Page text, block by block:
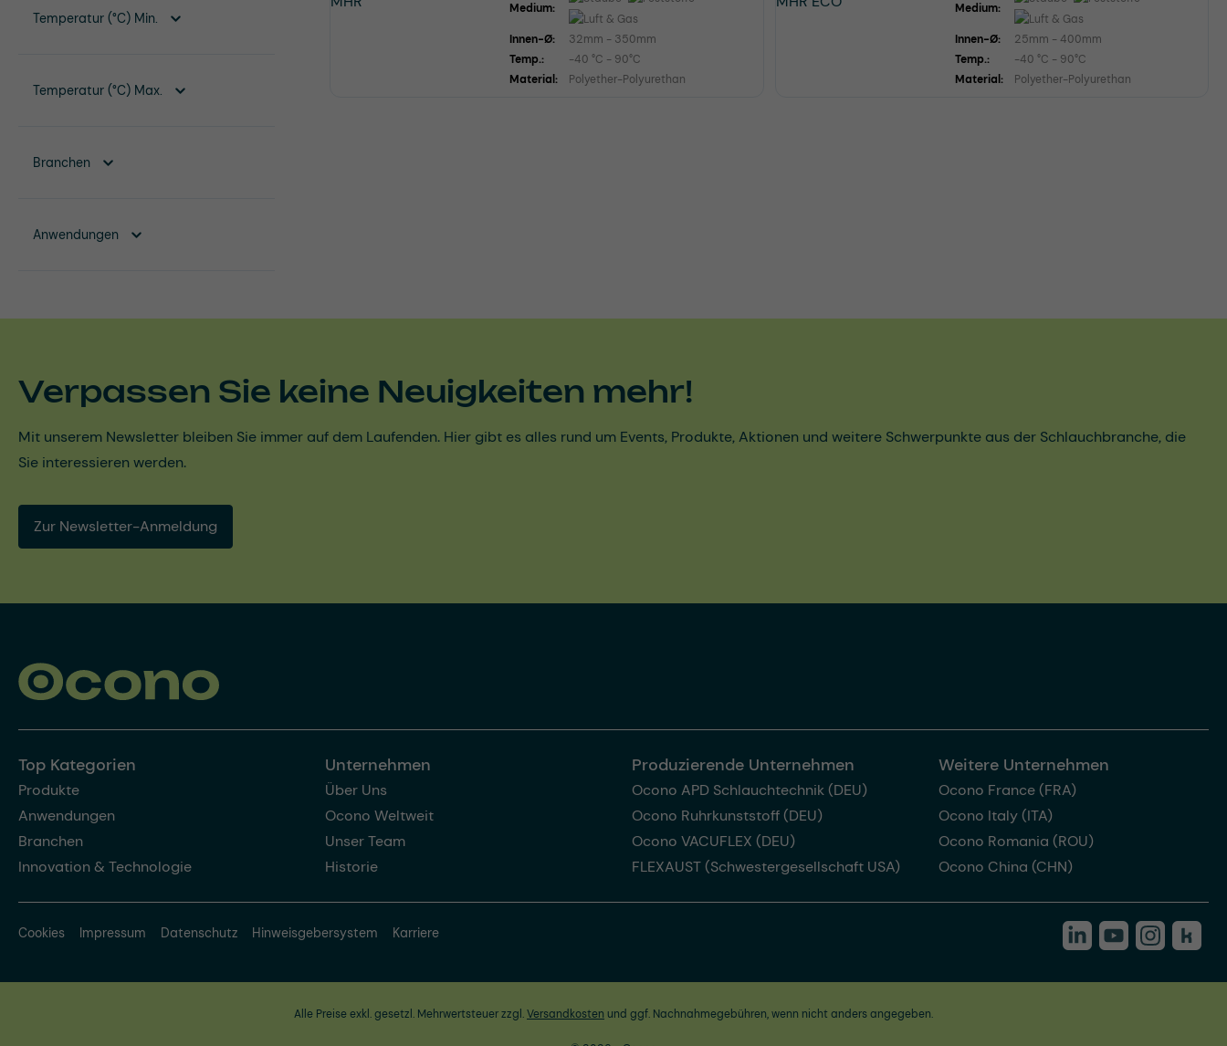
Temperatur (°C) Min.
Temperatur (°C) Max.
Branchen
Anwendungen
Medium:
Innen-Ø:
32mm - 350mm
Temp.:
-40 °C - 90°C
Material:
Polyether-Polyurethan
Medium:
Innen-Ø:
25mm - 400mm
Temp.:
-40 °C - 90°C
Material:
Polyether-Polyurethan
Verpassen Sie keine Neuigkeiten mehr!
Mit unserem Newsletter bleiben Sie immer auf dem Laufenden. Hier gibt es alles rund um Events, Produkte, Aktionen und weitere Schwerpunkte aus der Schlauchbranche, die
Sie interessieren werden.
Zur Newsletter-Anmeldung
Top Kategorien
Produkte
Anwendungen
Branchen
Innovation & Technologie
Unternehmen
Über Uns
Ocono Weltweit
Unser Team
Historie
Produzierende Unternehmen
Ocono APD Schlauchtechnik (DEU)
Ocono Ruhrkunststoff (DEU)
Ocono VACUFLEX (DEU)
FLEXAUST (Schwestergesellschaft USA)
Weitere Unternehmen
Ocono France (FRA)
Ocono Italy (ITA)
Ocono Romania (ROU)
Ocono China (CHN)
Cookies Impressum Datenschutz Hinweisgebersystem Karriere
Alle Preise exkl. gesetzl. Mehrwertsteuer zzgl.Versandkosten und ggf. Nachnahmegebühren, wenn nicht anders angegeben.